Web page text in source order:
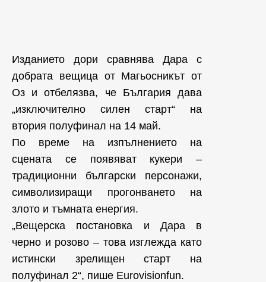
Изданието дори сравнява Дара с
добрата вещица от Магьосникът от
Оз и отбелязва, че България дава
„изключително силен старт“ на
втория полуфинал на 14 май.
По време на изпълнението на
сцената се появяват кукери –
традиционни български персонажи,
символизиращи прогонването на
злото и тъмната енергия.
„Вещерска постановка и Дара в
черно и розово – това изглежда като
истински зрелищен старт на
полуфинал 2“, пише Eurovisionfun.